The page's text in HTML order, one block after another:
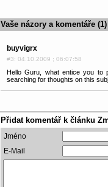
Vaše názory a komentáře (1)
buyvigrx
#3: 04.10.2009 ; 06:07:58
Hello Guru, what entice you to
searching for thoughts on this
Přidat komentář k článku
Jméno
E-Mail